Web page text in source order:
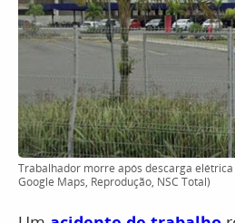
Trabalhador morre após descarga
Google Maps, Reprodução, NSC Total)